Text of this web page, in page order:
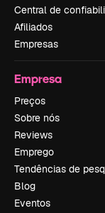
Central de
Afiliados
Empresas
Empresa
Preços
Sobre nós
Reviews
Emprego
Tendências de
Blog
Eventos